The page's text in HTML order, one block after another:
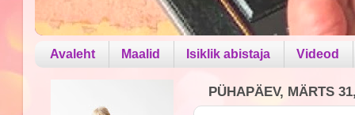
Avaleht Maalid Isiklik abistaja Videod
PÜHAPÄEV, MÄRTS